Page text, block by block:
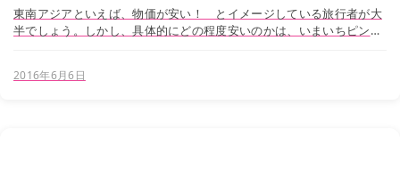
東南アジアといえば、物価が安い！ とイメージしている旅行者が大
半でしょう。しかし、具体的にどの程度安いのかは、いまいちピンと
2016年6月6日